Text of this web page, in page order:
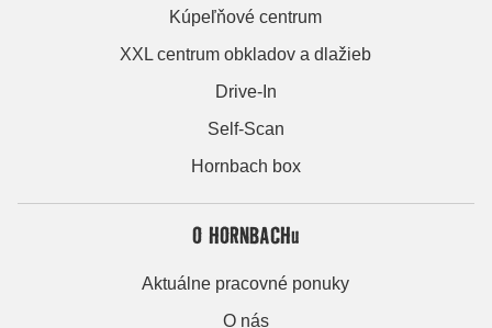
Kúpeľňové centrum
XXL centrum obkladov a dlažieb
Drive-In
Self-Scan
Hornbach box
O HORNBACHu
Aktuálne pracovné ponuky
O nás